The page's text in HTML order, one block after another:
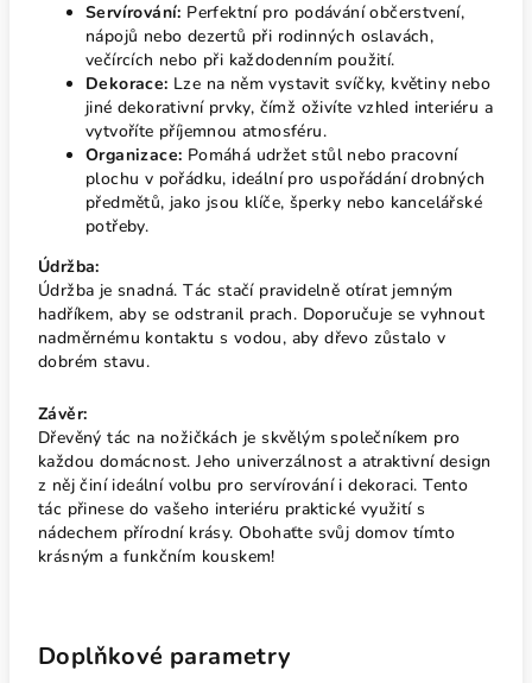
Servírování: Perfektní pro podávání občerstvení,
nápojů nebo dezertů při rodinných oslavách,
večírcích nebo při každodenním použití.
Dekorace: Lze na něm vystavit svíčky, květiny nebo
jiné dekorativní prvky, čímž oživíte vzhled interiéru a
vytvoříte příjemnou atmosféru.
Organizace: Pomáhá udržet stůl nebo pracovní
plochu v pořádku, ideální pro uspořádání drobných
předmětů, jako jsou klíče, šperky nebo kancelářské
potřeby.
Údržba:
Údržba je snadná. Tác stačí pravidelně otírat jemným
hadříkem, aby se odstranil prach. Doporučuje se vyhnout
nadměrnému kontaktu s vodou, aby dřevo zůstalo v
dobrém stavu.
Závěr:
Dřevěný tác na nožičkách je skvělým společníkem pro
každou domácnost. Jeho univerzálnost a atraktivní design
z něj činí ideální volbu pro servírování i dekoraci. Tento
tác přinese do vašeho interiéru praktické využití s
nádechem přírodní krásy. Obohaťte svůj domov tímto
krásným a funkčním kouskem!
Doplňkové parametry